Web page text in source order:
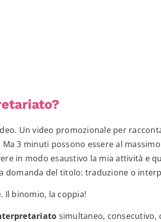
Un video promozionale per
3 minuti possono essere al
in modo esaustivo la mia attività e
domanda del titolo: traduzione o
Il binomio, la coppia!
simultaneo, consecutivo,